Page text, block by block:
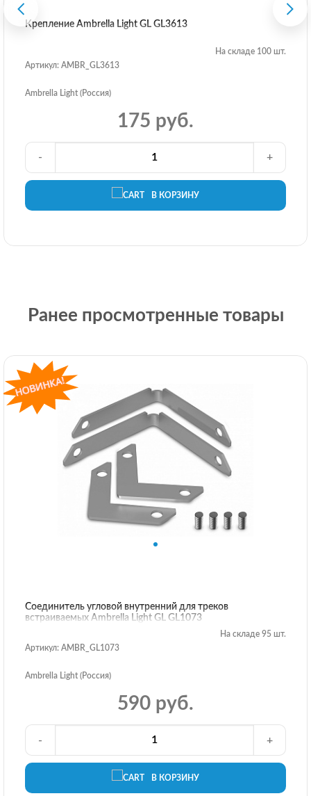
Крепление Ambrella Light GL GL3613
На складе 100 шт.
Артикул: AMBR_GL3613
Ambrella Light (Россия)
175 руб.
В КОРЗИНУ
- +
Ранее просмотренные товары
Соединитель угловой внутренний для треков
встраиваемых Ambrella Light GL GL1073
На складе 95 шт.
Артикул: AMBR_GL1073
Ambrella Light (Россия)
590 руб.
В КОРЗИНУ
- +